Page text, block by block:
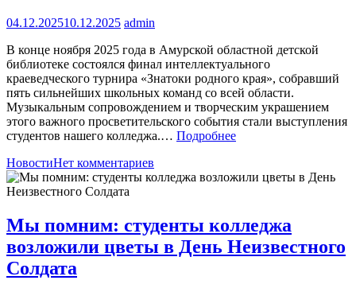
04.12.202510.12.2025 admin
В конце ноября 2025 года в Амурской областной детской
библиотеке состоялся финал интеллектуального
краеведческого турнира «Знатоки родного края», собравший
пять сильнейших школьных команд со всей области.
Музыкальным сопровождением и творческим украшением
этого важного просветительского события стали выступления
студентов нашего колледжа.… Подробнее
НовостиНет комментариев
Мы помним: студенты колледжа
возложили цветы в День Неизвестного
Солдата